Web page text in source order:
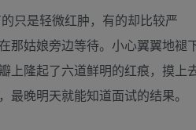
只是轻微红肿，有的却比较严
那姑娘旁边等待。小心翼翼地褪
上隆起了六道鲜明的红痕，摸上
晚明天就能知道面试的结果。